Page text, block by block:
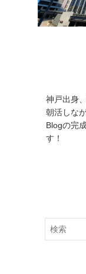
神戸出身
朝活しな
Blogの完
す！